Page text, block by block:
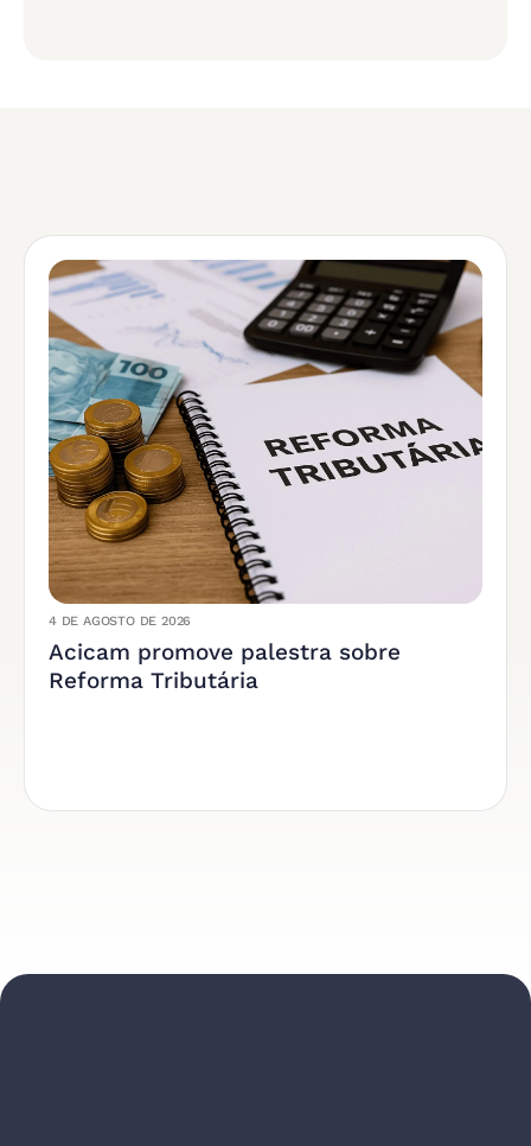
4 DE AGOSTO DE 2026
Acicam promove palestra sobre
Reforma Tributária